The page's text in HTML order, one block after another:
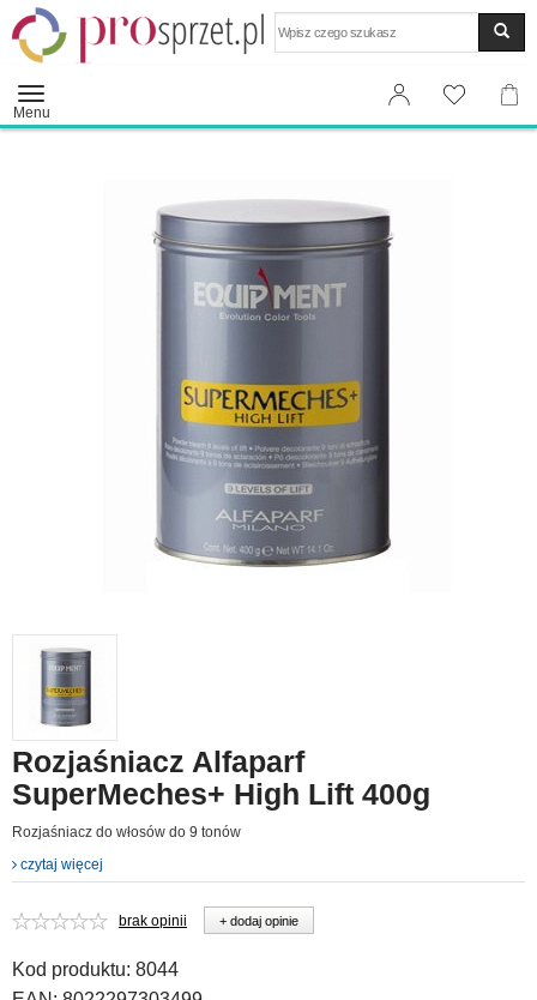
Menu
Rozjaśniacz Alfaparf
SuperMeches+ High Lift 400g
Rozjaśniacz do włosów do 9 tonów
czytaj więcej
brak opinii + dodaj opinie
Kod produktu: 8044